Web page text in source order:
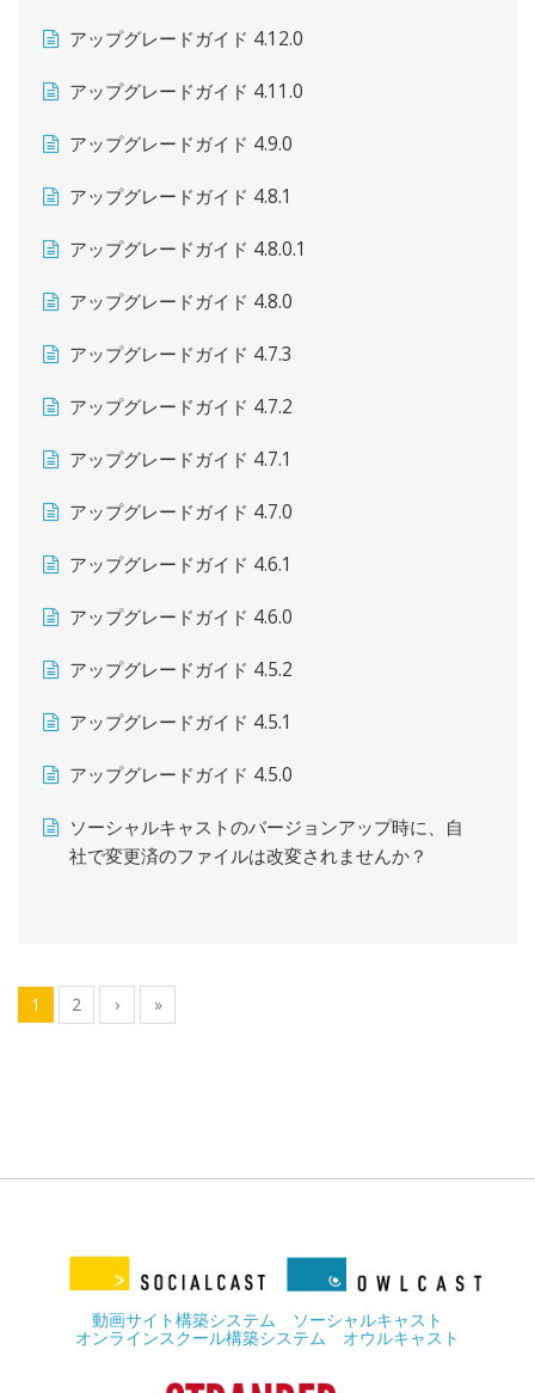
アップグレードガイド 4.12.0
アップグレードガイド 4.11.0
アップグレードガイド 4.9.0
アップグレードガイド 4.8.1
アップグレードガイド 4.8.0.1
アップグレードガイド 4.8.0
アップグレードガイド 4.7.3
アップグレードガイド 4.7.2
アップグレードガイド 4.7.1
アップグレードガイド 4.7.0
アップグレードガイド 4.6.1
アップグレードガイド 4.6.0
アップグレードガイド 4.5.2
アップグレードガイド 4.5.1
アップグレードガイド 4.5.0
ソーシャルキャストのバージョンアップ時に、自
社で変更済のファイルは改変されませんか？
1 2 › »
動画サイト構築システム ソーシャルキャスト
オンラインスクール構築システム オウルキャスト